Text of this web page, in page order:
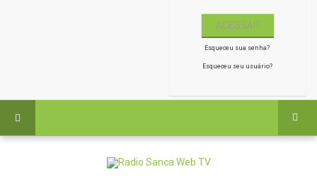
Esqueceu sua senha?
Esqueceu seu usuário?